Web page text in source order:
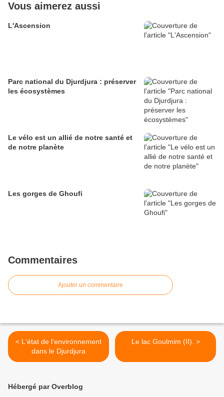
Vous aimerez aussi
L'Ascension
Parc national du Djurdjura : préserver
les écosystèmes
Le vélo est un allié de notre santé et
de notre planète
Les gorges de Ghoufi
Commentaires
Ajouter un commentaire
< L'état de l'environnement
dans le Djurdjura
Le lac Goulmim (II). >
Hébergé par Overblog